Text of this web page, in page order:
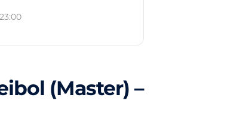
(Master) –